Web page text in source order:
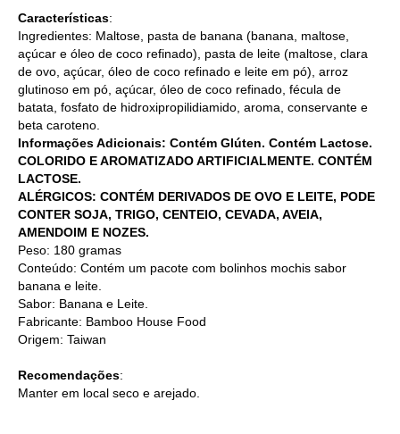
Características:
Ingredientes: Maltose, pasta de banana (banana, maltose,
açúcar e óleo de coco refinado), pasta de leite (maltose, clara
de ovo, açúcar, óleo de coco refinado e leite em pó), arroz
glutinoso em pó, açúcar, óleo de coco refinado, fécula de
batata, fosfato de hidroxipropilidiamido, aroma, conservante e
beta caroteno.
Informações Adicionais: Contém Glúten. Contém Lactose.
COLORIDO E AROMATIZADO ARTIFICIALMENTE. CONTÉM
LACTOSE.
ALÉRGICOS: CONTÉM DERIVADOS DE OVO E LEITE, PODE
CONTER SOJA, TRIGO, CENTEIO, CEVADA, AVEIA,
AMENDOIM E NOZES.
Peso: 180 gramas
Conteúdo: Contém um pacote com bolinhos mochis sabor
banana e leite.
Sabor: Banana e Leite.
Fabricante: Bamboo House Food
Origem: Taiwan
Recomendações:
Manter em local seco e arejado.